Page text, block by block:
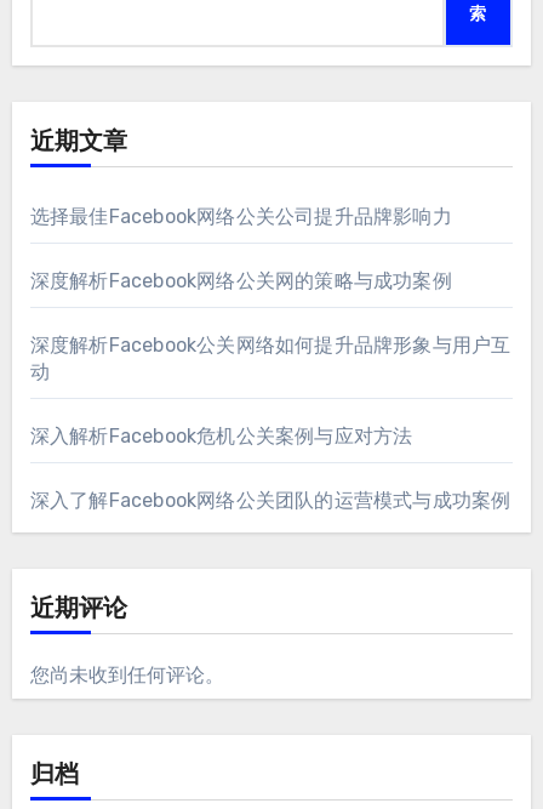
索
近期文章
选择最佳Facebook网络公关公司提升品牌影响力
深度解析Facebook网络公关网的策略与成功案例
深度解析Facebook公关网络如何提升品牌形象与用户互
动
深入解析Facebook危机公关案例与应对方法
深入了解Facebook网络公关团队的运营模式与成功案例
近期评论
您尚未收到任何评论。
归档